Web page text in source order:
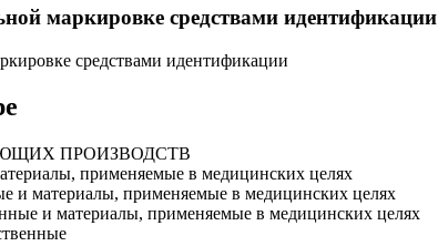
маркировке средствами идентификации
средствами идентификации
ПРОИЗВОДСТВ
применяемые в медицинских целях
и материалы, применяемые в медицинских целях
и материалы, применяемые в медицинских целях